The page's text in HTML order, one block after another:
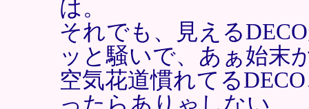
は。
それでも、見える
ッと騒いで、あぁ始末
空気花道慣れてる